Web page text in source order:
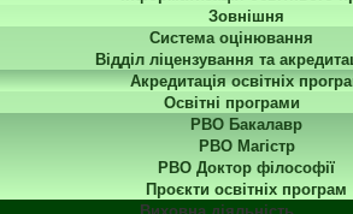
Зовнішня
Система оцінювання
Відділ ліцензування та
Акредитація освітніх
Освітні програми
РВО Бакалавр
РВО Магістр
РВО Доктор філософії
Проєкти освітніх програм